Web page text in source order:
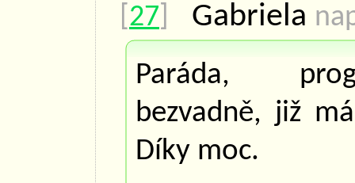
27 Gabriela
Paráda,
bezvadně, již
Díky moc.